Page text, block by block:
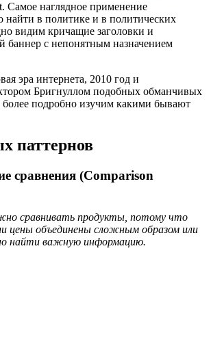
Самое наглядное применение
найти в политике и в политических
видим кричащие заголовки и
с непонятным назначением
эра интернета, 2010 год и
Бригнуллом подобных обманчивых
подробно изучим какими бывают
паттернов
сравнения (Comparison
сравнивать продукты, потому что
цены объединены сложным образом или
найти важную информацию.